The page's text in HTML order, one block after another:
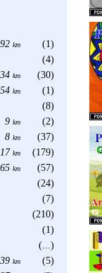
km
(1)
(4)
km
(30)
54 km
(1)
(8)
9 km
(2)
8 km
(37)
17 km
(179)
65 km
(57)
(24)
(7)
(210)
(1)
(...)
39 km
(5)